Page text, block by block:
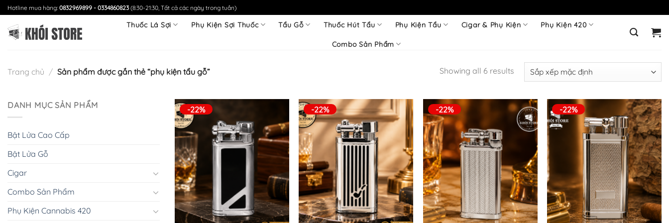
Chuyển
đến
nội
dung
Hotline mua hàng: 0832969899 - 0334860823 (8:30-21:30, Tất cả các ngày trong tuần)
Thuốc Lá Sợi Phụ Kiện Sợi Thuốc Tẩu Gỗ Thuốc Hút Tẩu Phụ Kiện Tẩu Cigar & Phụ Kiện Phụ Kiện 420
Combo Sản Phẩm
Trang chủ / Sản phẩm được gắn thẻ “phụ kiện tẩu gỗ” Showing all 6 results
DANH MỤC SẢN PHẨM
Bật Lửa Cao Cấp
Bật Lửa Gỗ
Cigar
Combo Sản Phẩm
Phụ Kiện Cannabis 420
-22% -22% -22% -22%